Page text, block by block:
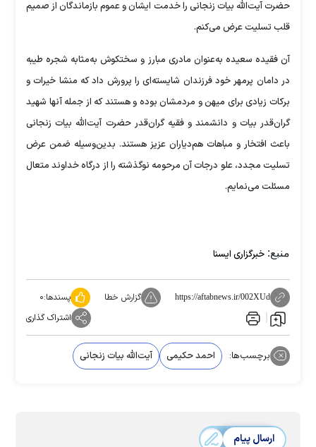
حضرت آیت‌الله بیات زنجانی را خدمت ایشان و عموم بازماندگان از صمیم
قلب تسلیت عرض می‌کنم.
آن فقیده سعیده به‌عنوان مادری مبارز و سختکوش به‌مثابه شجره طیبه
در دامان پرمهر خود فرزندان شایسته‌ای را پرورش داد که منشا خیرات و
برکات زیادی برای میهن و مردمشان بوده و هستند که از جمله آنها شهید
گران‌قدر بیات و دانشمند و فقیه گران‌قدر حضرت آیت‌الله بیات زنجانی
باعث افتخار و مباهات هم‌دیاران عزیز هستند. بدین‌وسیله ضمن عرض
تسلیت مجدد، علو درجات آن مرحومه نوگذشته را از درگاه خداوند متعال
مسئلت می‌نمایم.
منبع: خبرگزاری ایسنا
https://aftabnews.ir/002XUd گزارش خطا پسندها:۰
اشتراک گذاری
برچسب‌ها: احمد حکیمی آیت‌الله بیات زنجانی
ارسال پیام